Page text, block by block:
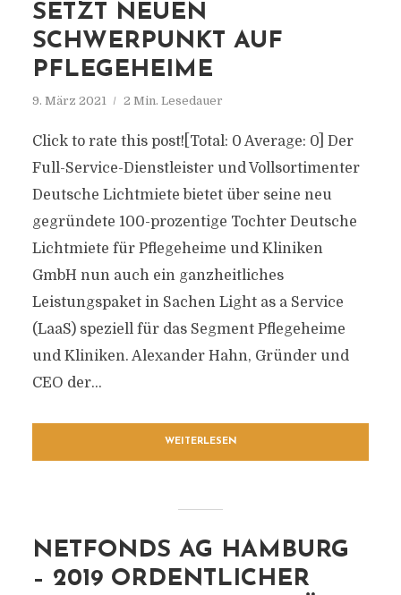
SETZT NEUEN
SCHWERPUNKT AUF
PFLEGEHEIME
9. März 2021 2 Min. Lesedauer
Click to rate this post![Total: 0 Average: 0] Der
Full-Service-Dienstleister und Vollsortimenter
Deutsche Lichtmiete bietet über seine neu
gegründete 100-prozentige Tochter Deutsche
Lichtmiete für Pflegeheime und Kliniken
GmbH nun auch ein ganzheitliches
Leistungspaket in Sachen Light as a Service
(LaaS) speziell für das Segment Pflegeheime
und Kliniken. Alexander Hahn, Gründer und
CEO der...
WEITERLESEN
NETFONDS AG HAMBURG
– 2019 ORDENTLICHER